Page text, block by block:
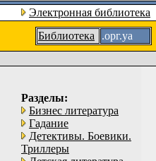
Электронная библиотека
Библиотека
.орг.уа
Разделы:
Бизнес литература
Гадание
Детективы. Боевики.
Триллеры